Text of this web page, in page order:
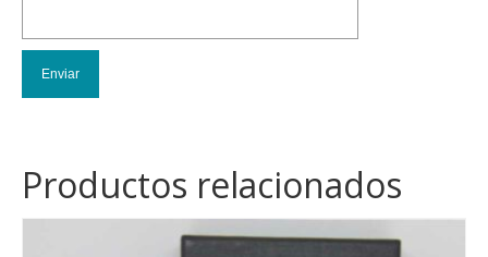
Productos relacionados